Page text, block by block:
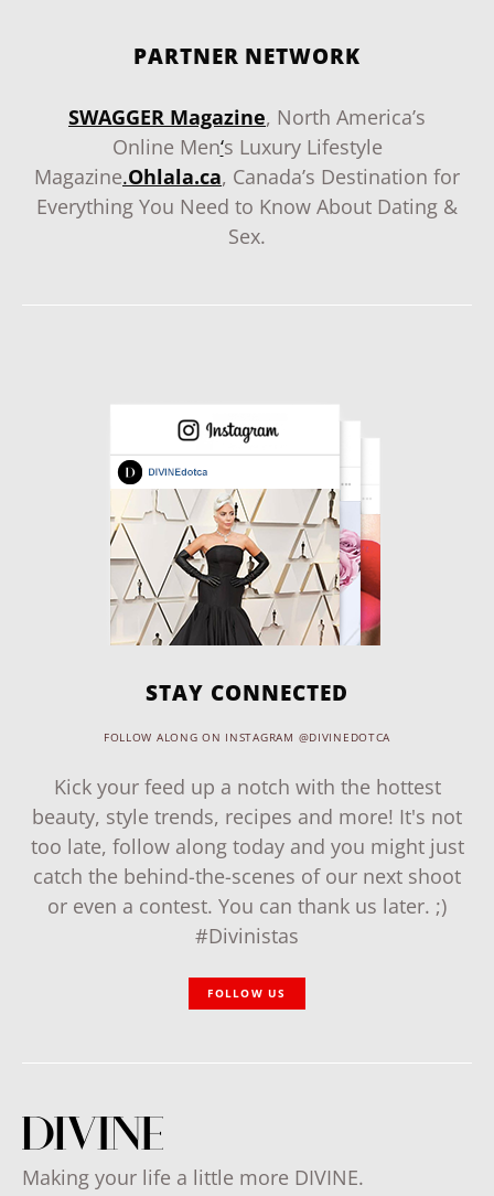
PARTNER NETWORK
SWAGGER Magazine, North America’s
Online Men‘s Luxury Lifestyle
Magazine.Ohlala.ca, Canada’s Destination for
Everything You Need to Know About Dating &
Sex.
STAY CONNECTED
FOLLOW ALONG ON INSTAGRAM @DIVINEDOTCA
Kick your feed up a notch with the hottest
beauty, style trends, recipes and more! It's not
too late, follow along today and you might just
catch the behind-the-scenes of our next shoot
or even a contest. You can thank us later. ;)
#Divinistas
FOLLOW US
Making your life a little more DIVINE.